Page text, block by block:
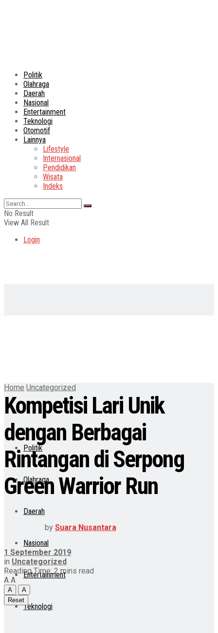
Politik
Olahraga
Daerah
Nasional
Entertainment
Teknologi
Otomotif
Lainnya
Lifestyle
Internasional
Pendidikan
Wisata
Indeks
No Result
View All Result
Login
Politik
Olahraga
Daerah
Nasional
Entertainment
Teknologi
Home Uncategorized
Kompetisi Lari Unik
dengan Berbagai
Rintangan di Serpong
Green Warrior Run
by Suara Nusantara
1 September 2019
in Uncategorized
Reading Time: 2 mins read
A A
A
A
Reset